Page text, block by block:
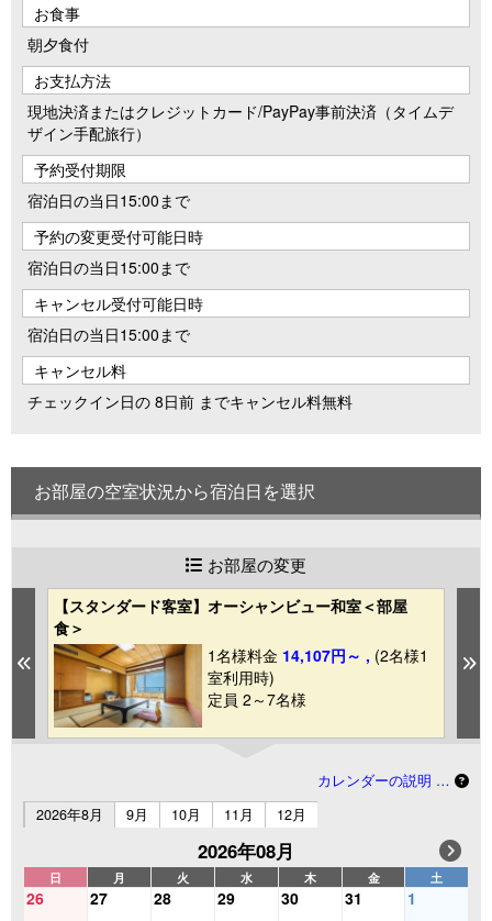
お食事
朝夕食付
お支払方法
現地決済またはクレジットカード/PayPay事前決済（タイムデ
ザイン手配旅行）
予約受付期限
宿泊日の当日15:00まで
予約の変更受付可能日時
宿泊日の当日15:00まで
キャンセル受付可能日時
宿泊日の当日15:00まで
キャンセル料
チェックイン日の 8日前 までキャンセル料無料
お部屋の空室状況から宿泊日を選択
お部屋の変更
Previous
【スタンダード客室】オーシャンビュー和室＜部屋
食＞
1名様料金 14,107円～ , (2名様1
室利用時)
定員 2～7名様
カレンダーの説明 …
2026年8月
9月 10月 11月 12月
2026年08月
日 月 火 水 木 金 土
26 27 28 29 30 31 1